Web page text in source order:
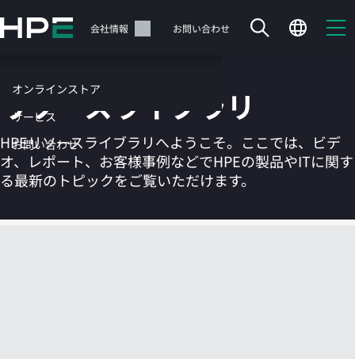
イ
テ
ツ
に
ス
ッ
サポート 会社情報 お問い合わせ
オンラインストア
サービス
お問い合わせ
カートは空です
リソースライブラリ
HPEリソースライブラリへようこそ。ここでは、ビデ
オ、レポート、お客様事例などでHPEの製品やITに関す
る最新のトピックをご覧いただけます。